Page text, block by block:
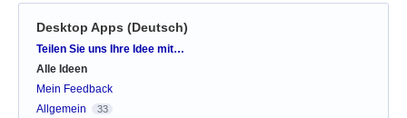
Desktop Apps (Deutsch)
Kategorien
Teilen Sie uns Ihre Idee mit…
Alle Ideen
Mein Feedback
Allgemein
33